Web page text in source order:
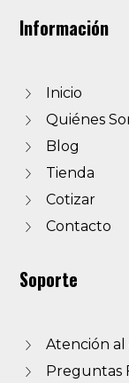
Información
Inicio
Quiénes
Blog
Tienda
Cotizar
Contacto
Soporte
Atención
Preguntas